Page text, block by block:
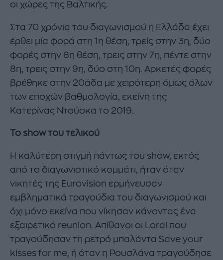
οι χώρες της Βαλτικής.
Στα 70 χρόνια του διαγωνισμού η Ελλάδα έχει
έρθει μία φορά στη 1η θέση, τρείς στην 3η, δύο
φορές στην 6η θέση, τρεις στην 7η, πέντε στην
8η, τρεις στην 9η, δύο στη 10η. Αρκετές φορές
βρέθηκε στην 20άδα με χειρότερη όμως όλων
των εποχών βαθμολογία, εκείνη της
Κατερίνας Ντούσκα το 2019.
Το show του τελικού
H καλύτερη στιγμή πάντως του show, εκτός
από το διαγωνιστικό κομμάτι, ήταν όταν
νικητές της Eurovision ερμήνευσαν
εμβληματικά τραγούδια του διαγωνισμού και
όχι μόνο εκείνα που νίκησαν κάνοντας ένα
εξαιρετικό reunion. Απίθανοι οι Lordi που
τραγούδησαν τη ρετρό μπαλάντα Save your
kisses for me, ή όταν η Ρουσλάνα τραγούδησε